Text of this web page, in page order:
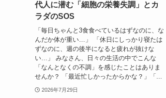
代人に潜む「細胞の栄養失調」とカ
ラダのSOS
「毎日ちゃんと3食食べているはずなのに、な
んだか体が重い…」 「休日にしっかり寝たは
ずなのに、週の後半になると疲れが抜けな
い…」 みなさん、日々の生活の中でこんな
「なんとなくの不調」を感じたことはありま
せんか？ 「最近忙しかったからかな？」「...
2026年7月29日